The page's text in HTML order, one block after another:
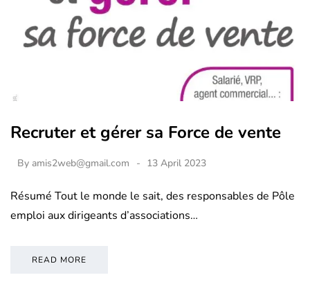
Recruter et gérer sa Force de vente
By amis2web@gmail.com 13 April 2023
Résumé Tout le monde le sait, des responsables de Pôle
emploi aux dirigeants d’associations…
READ MORE